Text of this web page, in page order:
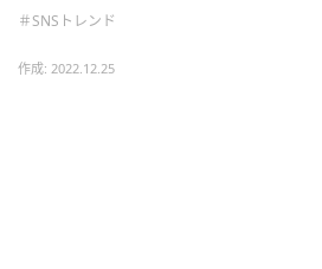
＃SNSトレンド
作成: 2022.12.25